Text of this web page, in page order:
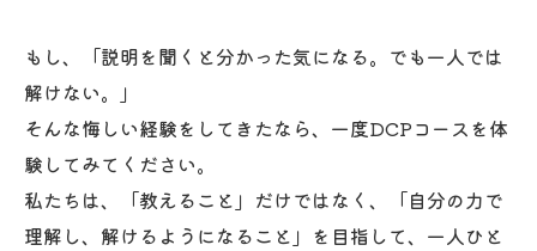
もし、「説明を聞くと分かった気になる。でも一人では
解けない。」
そんな悔しい経験をしてきたなら、一度DCPコースを体
験してみてください。
私たちは、「教えること」だけではなく、「自分の力で
理解し、解けるようになること」を目指して、一人ひと